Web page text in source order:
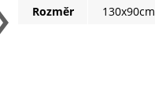
Rozměr